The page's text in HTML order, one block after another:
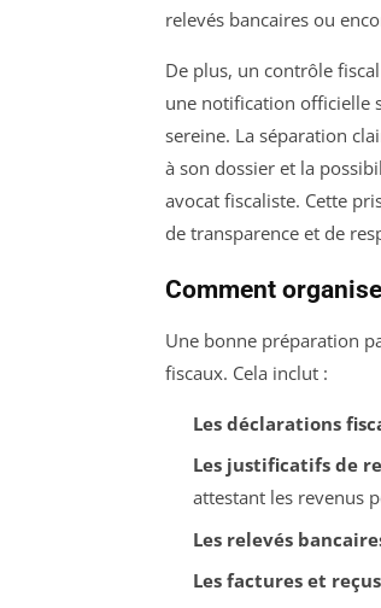
relevés bancaires ou
De plus, un contrôle
une notification officielle
sereine. La séparation
à son dossier et la
avocat fiscaliste. Cette
de transparence et de
Comment
Une bonne préparation
fiscaux. Cela inclut :
Les déclarations
Les justificatifs de
attestant les revenus
Les relevés
Les factures et reçus